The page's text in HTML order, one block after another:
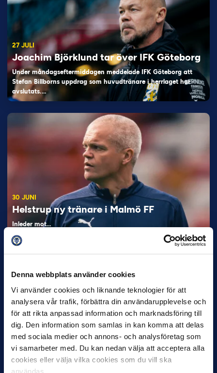
Denna webbplats använder cookies
Vi använder cookies och liknande teknologier för att
analysera vår trafik, förbättra din användarupplevelse och
för att rikta anpassad information och marknadsföring till
dig. Den information som samlas in kan komma att delas
med sociala medier och annons- och analysföretag som
vi samarbeter med. Du kan nedan välja att acceptera alla
cookies eller välja vilka cookies som du vill ska
användas.
27 JULI
Joachim Björklund tar över IFK Göteborg
Under måndagseftermiddagen meddelade IFK Göteborg att
Stefan Billborns uppdrag som huvudtränare i herrlaget har
avslutats.…
30 JUNI
Helstrup ny tränare i Malmö FF
Inleder mot…
12 JUNI
Favorit i repris för Sirius i maj
Samma vinnare som i…